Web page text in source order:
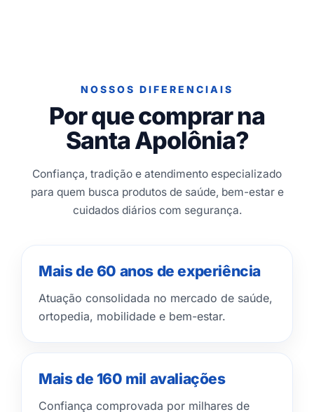
NOSSOS DIFERENCIAIS
Por que comprar na
Santa Apolônia?
Confiança, tradição e atendimento especializado
para quem busca produtos de saúde, bem-estar e
cuidados diários com segurança.
Mais de 60 anos de experiência
Atuação consolidada no mercado de saúde,
ortopedia, mobilidade e bem-estar.
Mais de 160 mil avaliações
Confiança comprovada por milhares de